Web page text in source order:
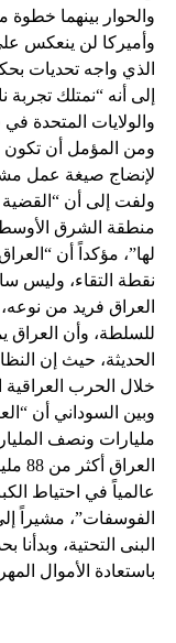
والحوار بينهما خطوة
وأميركا لن ينعكس
الذي واجه تحديات
إلى أنه “نمتلك
والولايات المتحدة
ومن المؤمل أن تكون
لإنضاج صيغة عمل
ولفت إلى أن
منطقة الشرق
لها”، مؤكداً أن
نقطة التقاء، وليس
العراق فريد من
للسلطة، وأن العراق
خلال الحرب العراقية
عالمياً في احتياط
الفوسفات”، مشيراً
البنى التحتية،
باستعادة الأموال